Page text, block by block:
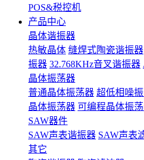
POS&税控机
产品中心
晶体谐振器
热敏晶体 缝焊式陶瓷谐振器
振器 32.768KHz音叉谐振器
晶体振荡器
普通晶体振荡器 超低相噪
晶体振荡器 可编程晶体振
SAW器件
SAW声表谐振器 SAW声表
其它